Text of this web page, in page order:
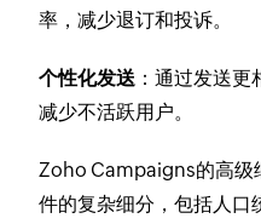
率，减少退订和投诉。
个性化发送 ：通过发送更
减少不活跃用户。
Zoho Campaigns的高级
件的复杂细分，包括人口